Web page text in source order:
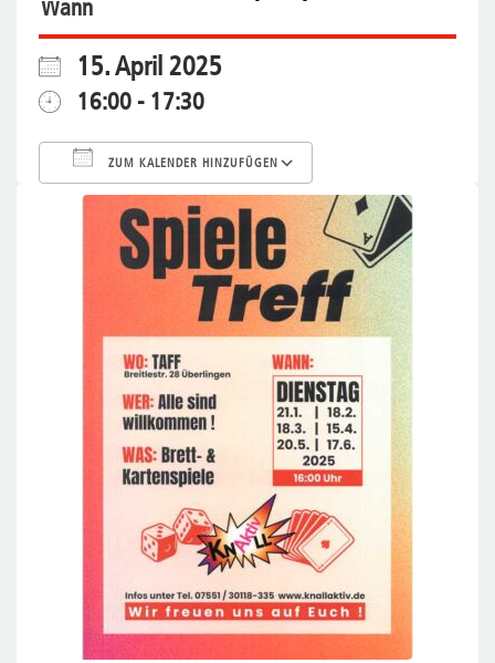
Wann
15. April 2025
16:00 - 17:30
ZUM KALENDER HINZUFÜGEN
ICS herunterladen Google